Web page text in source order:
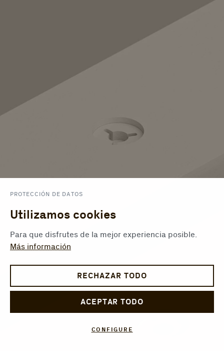
PROTECCIÓN DE DATOS
Utilizamos cookies
Para que disfrutes de la mejor experiencia posible.
Más información
RECHAZAR TODO
ACEPTAR TODO
CONFIGURE